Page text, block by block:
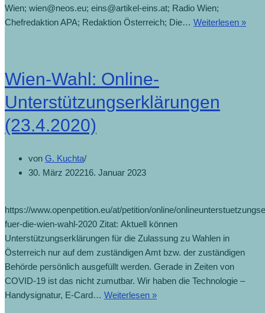
Wien; wien@neos.eu; eins@artikel-eins.at; Radio Wien;
Chefredaktion APA; Redaktion Österreich; Die… Weiterlesen »
Wien-Wahl: Online-
Unterstützungserklärungen
(23.4.2020)
von G. Kuchta
30. März 202216. Januar 2023
https://www.openpetition.eu/at/petition/online/
fuer-die-wien-wahl-2020 Zitat: Aktuell können
Unterstützungserklärungen für die Zulassung zu Wahlen in
Österreich nur auf dem zuständigen Amt bzw. der zuständigen
Behörde persönlich ausgefüllt werden. Gerade in Zeiten von
COVID-19 ist das nicht zumutbar. Wir haben die Technologie –
Handysignatur, E-Card… Weiterlesen »